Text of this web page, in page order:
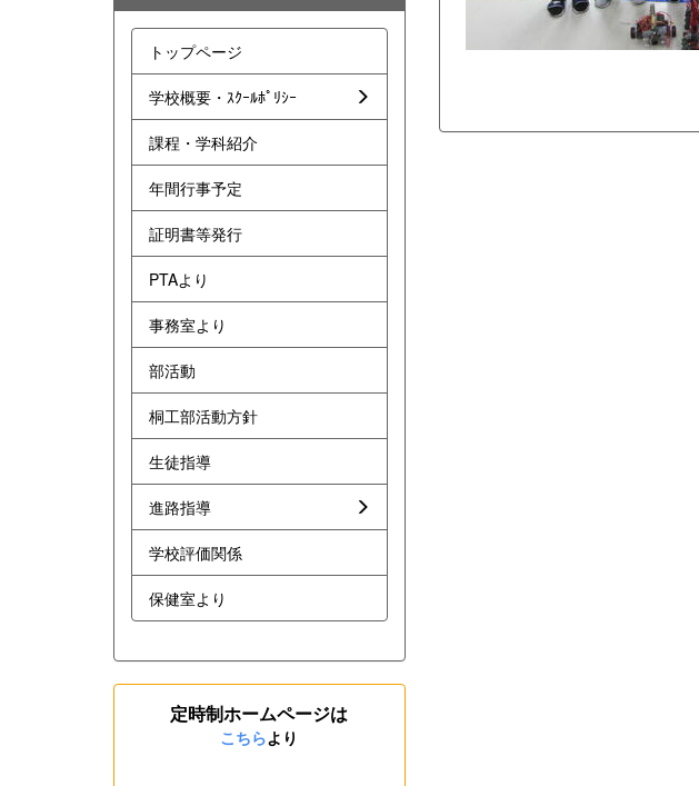
トップページ
学校概要・ｽｸｰﾙﾎﾟﾘｼｰ
課程・学科紹介
年間行事予定
証明書等発行
PTAより
事務室より
部活動
桐工部活動方針
生徒指導
進路指導
学校評価関係
保健室より
定時制ホームページは
こちらより